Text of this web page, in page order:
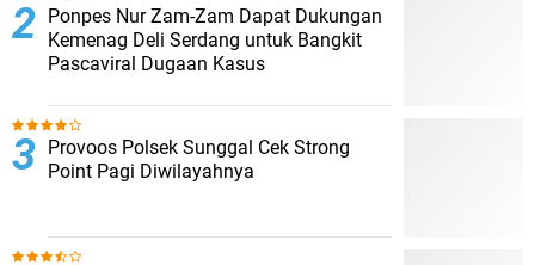
Ponpes Nur Zam-Zam Dapat Dukungan
Kemenag Deli Serdang untuk Bangkit
Pascaviral Dugaan Kasus
Provoos Polsek Sunggal Cek Strong
Point Pagi Diwilayahnya